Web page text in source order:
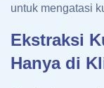
untuk mengatasi
Ekstraksi
Hanya di